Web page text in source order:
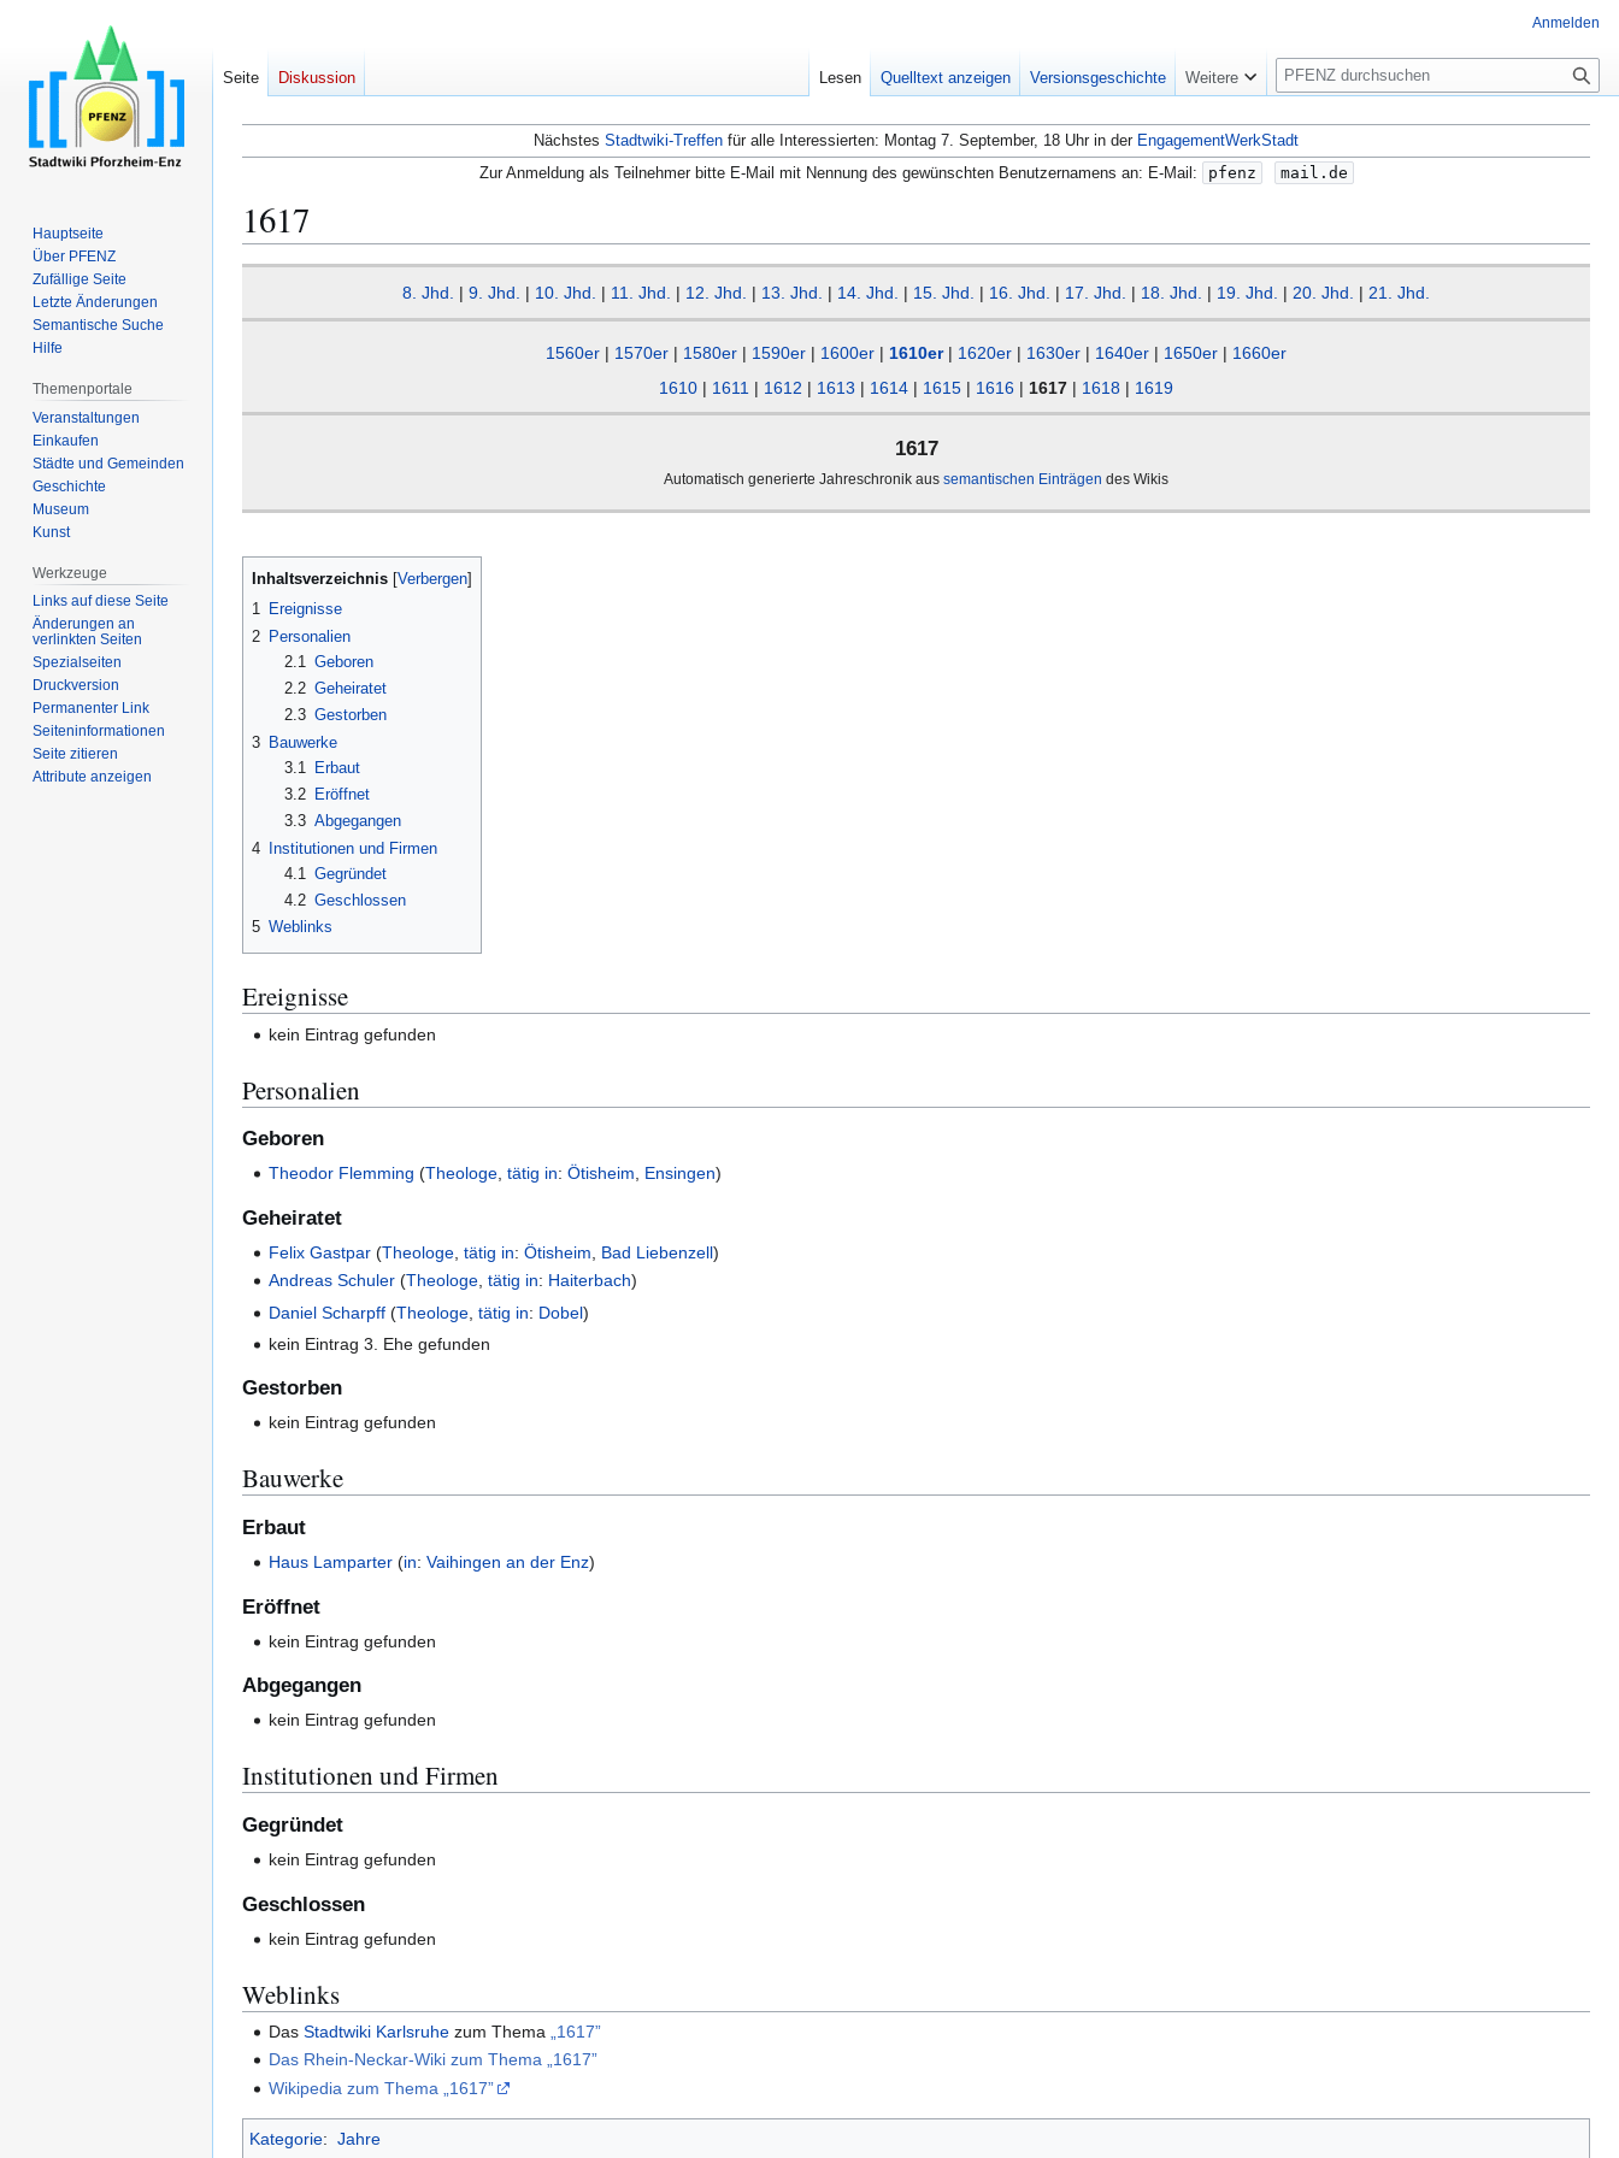
Nächstes Stadtwiki-Treffen für alle Interessierten: Montag 7. September, 18 Uhr in der EngagementWerkStadt
Zur Anmeldung als Teilnehmer bitte E-Mail mit Nennung des gewünschten Benutzernamens an: E-Mail:
pfenz mail.de
1617
8. Jhd. | 9. Jhd. | 10. Jhd. | 11. Jhd. | 12. Jhd. | 13. Jhd. | 14. Jhd. | 15. Jhd. | 16. Jhd. | 17. Jhd. | 18. Jhd. | 19. Jhd. | 20. Jhd. | 21. Jhd.
1560er | 1570er | 1580er | 1590er | 1600er | 1610er| 1620er | 1630er | 1640er | 1650er | 1660er
1610 | 1611 | 1612 | 1613 | 1614 | 1615 | 1616 | 1617 | 1618 | 1619
1617
Automatisch generierte Jahreschronik aus semantischen Einträgen des Wikis
Inhaltsverzeichnis
1 Ereignisse
2 Personalien
2.1 Geboren
2.2 Geheiratet
2.3 Gestorben
3 Bauwerke
3.1
Erbaut
3.2
Eröffnet
3.3 Abgegangen
4 Institutionen und Firmen
4.1 Gegründet
4.2 Geschlossen
5 Weblinks
Ereignisse
kein Eintrag gefunden
Personalien
Geboren
Theodor Flemming (Theologe,tätig in:Ötisheim, Ensingen)
Geheiratet
Felix Gastpar (Theologe ,tätig in:Ötisheim Bad Liebenzell)
Andreas Schuler (Theologe,tätig in: Haiterbach)
Daniel Scharpff (Theologe ,tätig in: Dobel)
kein Eintrag 3. Ehe gefunden
Gestorben
kein Eintrag gefunden
Bauwerke
Erbaut
Haus Lamparter (in:Vaihingen an der Enz)
Eröffnet
kein Eintrag gefunden
Abgegangen
kein Eintrag gefunden
Institutionen und Firmen
Gegründet
kein Eintrag gefunden
Geschlossen
kein Eintrag gefunden
Weblinks
DasStadtwiki Karlsruhe zum Thema
„1617”
Das Rhein-Neckar-Wiki zum Thema „1617”
Wikipedia zum Thema „1617”
Kategorie: Jahre
Anmelden
Seite Diskussion Lesen Quelltext anzeigen Versionsgeschichte Weitere
S
u
c
h
e
Hauptseite
Über PFENZ
Zufällige Seite
Letzte Änderungen
Semantische Suche
Hilfe
Themenportale
Veranstaltungen
Einkaufen
Städte und Gemeinden
Geschichte
Museum
Kunst
Werkzeuge
Links auf diese Seite
Änderungen an
verlinkten Seiten
Spezialseiten
Druckversion
Permanenter Link
Seiten­­informationen
Seite zitieren
Attribute anzeigen